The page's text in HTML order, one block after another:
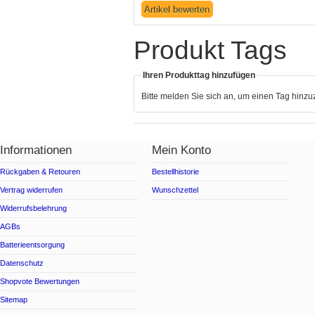
Produkt Tags
Ihren Produkttag hinzufügen
Bitte melden Sie sich an, um einen Tag
Informationen
Rückgaben & Retouren
Vertrag widerrufen
Widerrufsbelehrung
AGBs
Batterieentsorgung
Datenschutz
Shopvote Bewertungen
Sitemap
Mein Konto
Bestellhistorie
Wunschzettel